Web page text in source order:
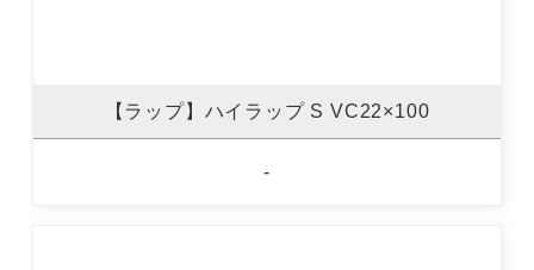
【ラップ】ハイラップ S VC22×100
-